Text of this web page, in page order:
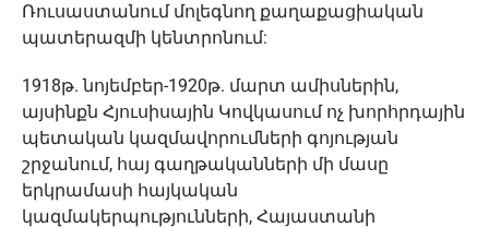
Ռուսաստանում մոլեգնող քաղաքացիական
պատերազմի կենտրոնում:
1918թ. նոյեմբեր-1920թ. մարտ ամիսներին,
այսինքն Հյուսիսային Կովկասում ոչ խորհրդային
պետական կազմավորումների գոյության
շրջանում, հայ գաղթականների մի մասը
երկրամասի հայկական
կազմակերպությունների, Հայաստանի